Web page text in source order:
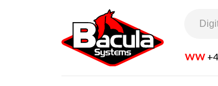
WW